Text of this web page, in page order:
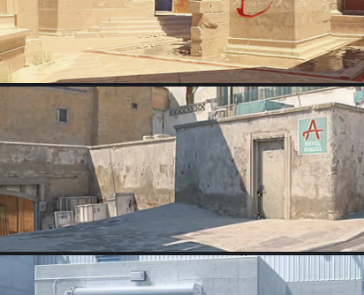
CSGO-PRiaL-uqTK3-dr3Sf-SNycB-KrhrM
400
Настройки экрана
Разрешение